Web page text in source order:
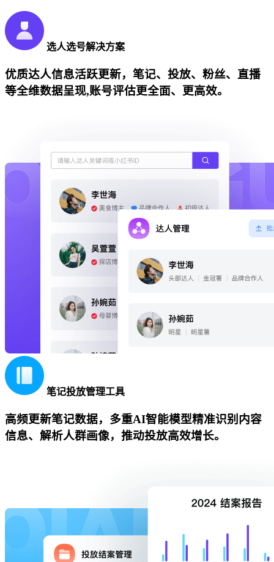
选人选号解决方案
优质达人信息活跃更新，笔记、投放、粉丝、直播
等全维数据呈现,账号评估更全面、更高效。
笔记投放管理工具
高频更新笔记数据，多重AI智能模型精准识别内容
信息、解析人群画像，推动投放高效增长。